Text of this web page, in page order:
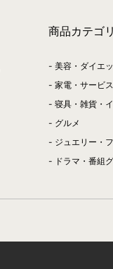
商品カテゴリ
美容・ダイエ
家電・サービス
寝具・雑貨・
グルメ
ジュエリー・
ドラマ・番組